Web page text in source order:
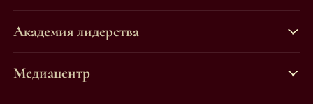
Академия лидерства
Медиацентр